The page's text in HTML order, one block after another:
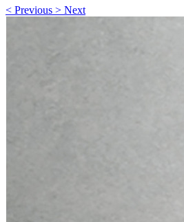
< Previous > Next